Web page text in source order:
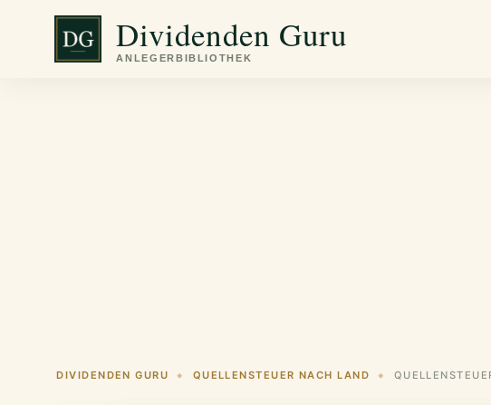
springen
Dividenden Guru
DIVIDENDEN GURU ◆ QUELLENSTEUER NACH LAND ◆